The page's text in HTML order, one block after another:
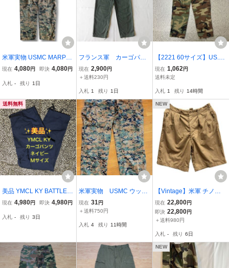
米軍実物 USMC MARPAT
デジタルカモ カーゴパン
現在 4,080円 即決 4,080円
入札 - 残り 1日
フランス軍 カーゴパン
ツ ミリタリー ユー
ロ ビンテージ
現在 2,900円
＋送料230円
入札 1 残り 1日
【2221 60サイズ】US.A
RMY レプリカ M ミリタ
リーパンツ ウッドランド
ンツ ボトムス 古着 ユー
ズド
現在 1,062 円
送料未定
入札 1 残り 14時間
送料無料
美品 YMCL KY BATTLE D
RESS UNIFORM BDU SB
2 リップストップ カーゴ
現在 4,980円 即決 4,980円
入札 - 残り 3日
米軍実物 USMC ウッド
ランド マーパットカモ カ
ーゴパンツ サイズ表記、
現在 31円
＋送料750円
入札 4 残り 11時間
NEW
【Vintage】米軍 チノシ
ョーツ US ARMY ツータ
ック W34 Regular MADE
IN USA 1950年代
現在 22,800円
即決 22,800円
＋送料980円
入札 - 残り 6日
NEW